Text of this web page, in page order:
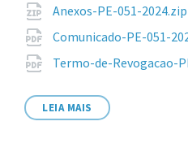
Anexos-PE-051-2024.zip
Comunicado-PE-051-
Termo-de-Revogacao-
LEIA MAIS